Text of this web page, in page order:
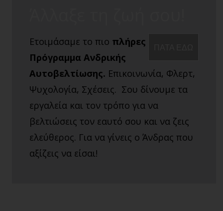
Ετοιμάσαμε το πιο πλήρες
Πρόγραμμα Ανδρικής
Αυτοβελτίωσης. Επικοινωνία, Φλερτ,
Ψυχολογία, Σχέσεις. Σου δίνουμε τα
εργαλεία και τον τρόπο για να
βελτιώσεις τον εαυτό σου και να ζεις
ελεύθερος. Για να γίνεις ο Άνδρας που
αξίζεις να είσαι!